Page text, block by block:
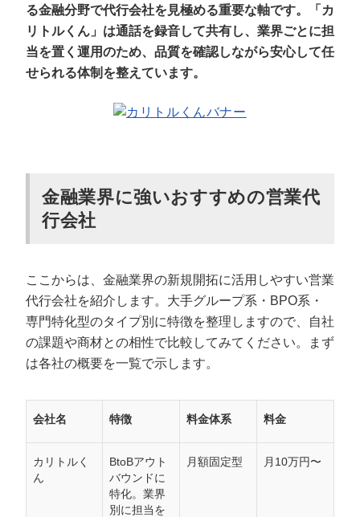
る金融分野で代行会社を見極める重要な軸です。「カ
リトルくん」は通話を録音して共有し、業界ごとに担
当を置く運用のため、品質を確認しながら安心して任
せられる体制を整えています。
金融業界に強いおすすめの営業代
行会社
ここからは、金融業界の新規開拓に活用しやすい営業
代行会社を紹介します。大手グループ系・BPO系・
専門特化型のタイプ別に特徴を整理しますので、自社
の課題や商材との相性で比較してみてください。まず
は各社の概要を一覧で示します。
会社名 特徴 料金体系 料金
カリトルく
ん
BtoBアウト
バウンドに
特化。業界
別に担当を
月額固定型 月10万円〜